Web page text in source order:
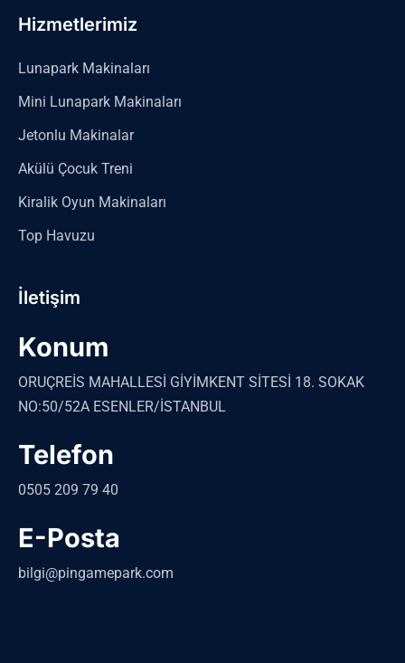
Hizmetlerimiz
Lunapark Makinaları
Mini Lunapark Makinaları
Jetonlu Makinalar
Akülü Çocuk Treni
Kiralik Oyun Makinaları
Top Havuzu
İletişim
Konum
ORUÇREİS MAHALLESİ GİYİMKENT SİTESİ 18. SOKAK
NO:50/52A ESENLER/İSTANBUL
Telefon
0505 209 79 40
E-Posta
bilgi@pingamepark.com